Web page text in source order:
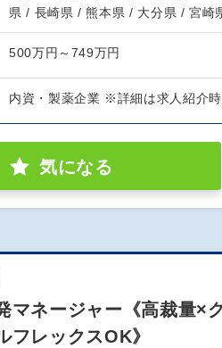
県 / 長崎県 / 熊本県 / 大分県 / 宮崎
500万円～749万円
内資・製薬企業 ※詳細は求人紹介時
気になる
マネージャー《高裁量×
フレックスOK》